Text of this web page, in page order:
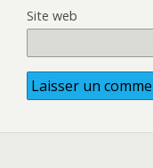
Site web